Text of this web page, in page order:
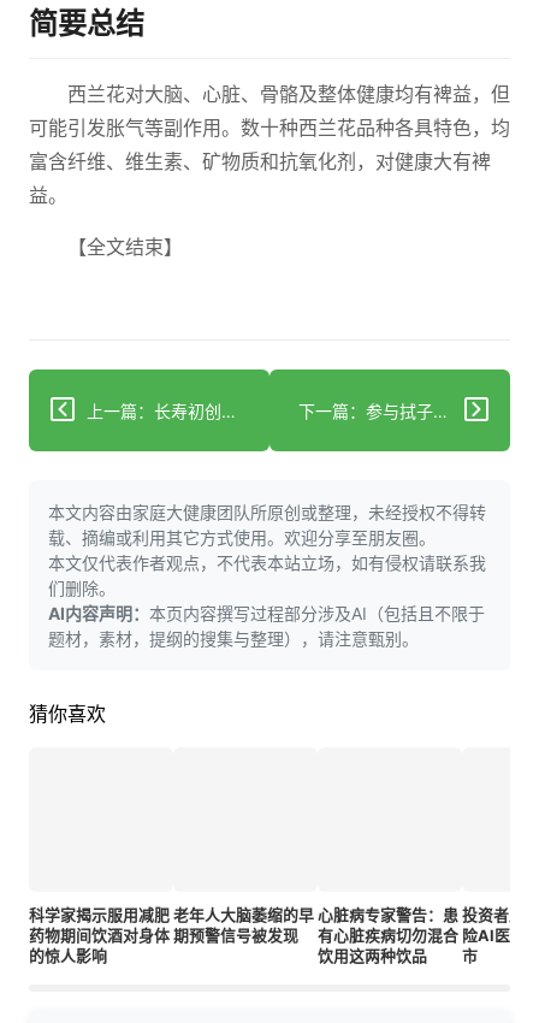
简要总结
西兰花对大脑、心脏、骨骼及整体健康均有裨益，但
可能引发胀气等副作用。数十种西兰花品种各具特色，均
富含纤维、维生素、矿物质和抗氧化剂，对健康大有裨
益。
【全文结束】
上一篇：长寿初创企业将抗衰老基因疗法推向人体试验 下一篇：参与拭子采样 或许能挽救生命 威尔逊旋转节设骨髓捐赠登记点
本文内容由家庭大健康团队所原创或整理，未经授权不得转
载、摘编或利用其它方式使用。欢迎分享至朋友圈。
本文仅代表作者观点，不代表本站立场，如有侵权请联系我
们删除。
AI内容声明： 本页内容撰写过程部分涉及AI（包括且不限于
题材，素材，提纲的搜集与整理），请注意甄别。
猜你喜欢
科学家揭示服用减肥
药物期间饮酒对身体
的惊人影响
老年人大脑萎缩的早
期预警信号被发现
心脏病专家警告：患
有心脏疾病切勿混合
饮用这两种饮品
投资者压
险AI医疗
市